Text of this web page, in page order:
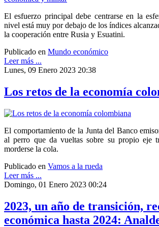
El esfuerzo principal debe centrarse en la
nivel está muy por debajo de los índices
la cooperación entre Rusia y Esuatini.
Publicado en Mundo económico
Leer más ...
Lunes, 09 Enero 2023 20:38
Los retos de la economía
El comportamiento de la Junta del Banco
al perro que da vueltas sobre su propio eje
morderse la cola.
Publicado en Vamos a la rueda
Leer más ...
Domingo, 01 Enero 2023 00:24
2023, un año de transición,
económica hasta 2024: